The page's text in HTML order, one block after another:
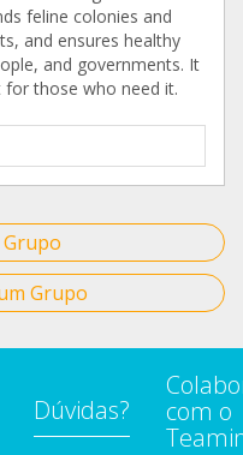
feline colonies and
and ensures healthy
and governments. It
for those who need it.
Grupo
Dúvidas?
com o